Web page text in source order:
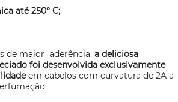
até 250° C;
de maior aderência, a deliciosa
foi desenvolvida exclusivamente
em cabelos com curvatura de 2A a